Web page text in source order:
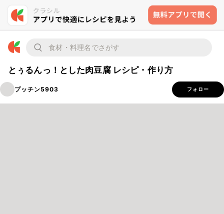
とぅるんっ！とした肉豆腐 レシピ・作り方
プッチン5903 フォロー